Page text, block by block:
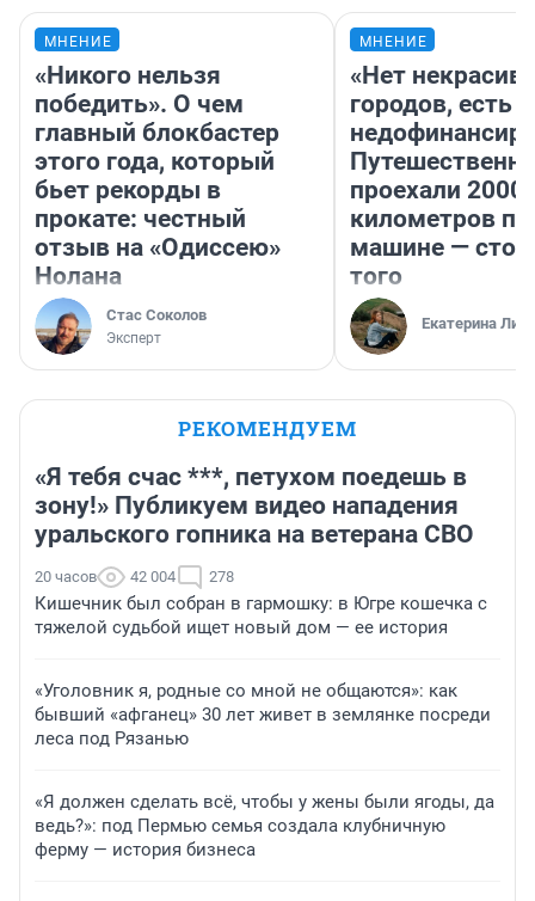
МНЕНИЕ
«Никого нельзя
победить». О чем
главный блокбастер
этого года, который
бьет рекорды в
прокате: честный
отзыв на «Одиссею»
Нолана
Стас Соколов
Эксперт
МНЕНИЕ
«Нет
городов, есть
проехали 2000
километров по
машине —
того
Екатерина
РЕКОМЕНДУЕМ
«Я тебя счас ***, петухом поедешь в
зону!» Публикуем видео нападения
уральского гопника на ветерана СВО
20 часов 42 004 278
Кишечник был собран в гармошку: в Югре кошечка с
тяжелой судьбой ищет новый дом — ее история
«Уголовник я, родные со мной не общаются»: как
бывший «афганец» 30 лет живет в землянке посреди
леса под Рязанью
«Я должен сделать всё, чтобы у жены были ягоды, да
ведь?»: под Пермью семья создала клубничную
ферму — история бизнеса